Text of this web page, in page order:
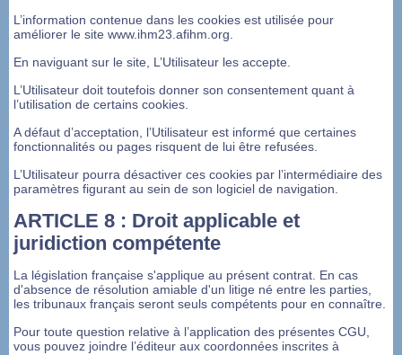
L’information contenue dans les cookies est utilisée pour
améliorer le site www.ihm23.afihm.org.
En naviguant sur le site, L’Utilisateur les accepte.
L’Utilisateur doit toutefois donner son consentement quant à
l’utilisation de certains cookies.
A défaut d’acceptation, l’Utilisateur est informé que certaines
fonctionnalités ou pages risquent de lui être refusées.
L’Utilisateur pourra désactiver ces cookies par l’intermédiaire des
paramètres figurant au sein de son logiciel de navigation.
ARTICLE 8 : Droit applicable et
juridiction compétente
La législation française s'applique au présent contrat. En cas
d'absence de résolution amiable d'un litige né entre les parties,
les tribunaux français seront seuls compétents pour en connaître.
Pour toute question relative à l’application des présentes CGU,
vous pouvez joindre l’éditeur aux coordonnées inscrites à